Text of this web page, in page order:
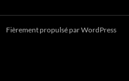
Fièrement propulsé par WordPress